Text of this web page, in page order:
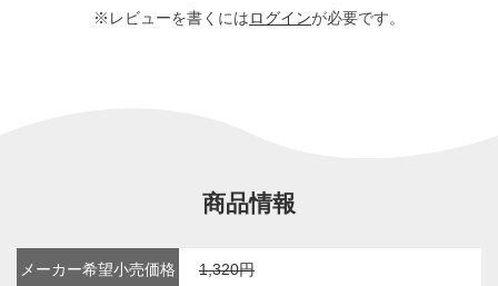
※レビューを書くにはログインが必要です。
商品情報
メーカー希望小売価格 1,320円